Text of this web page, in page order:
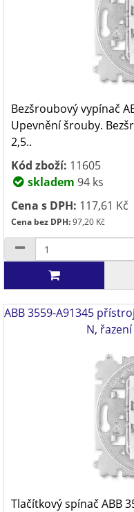
Bezšroubový vypínač
Upevnění šrouby.
2,5..
Kód zboží: 11605
skladem 94 ks
Cena s DPH: 117,61 Kč
Cena bez DPH:97,20 Kč
ABB 3559-A91345
N,
Tlačítkový spínač ABB